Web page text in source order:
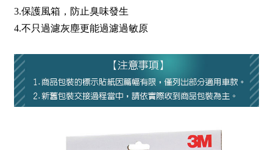
3.保護風箱，防止臭味發生
4.不只過濾灰塵更能過濾過敏原